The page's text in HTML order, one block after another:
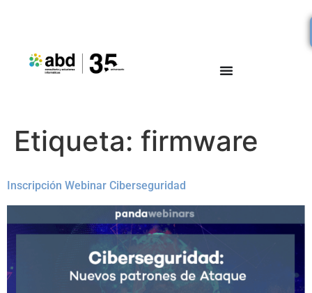
Etiqueta: firmware
Inscripción Webinar Ciberseguridad